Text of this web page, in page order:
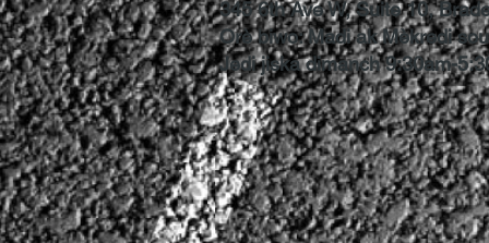
345 6th Ave W, Suite 10,
Orè biwo: Madi ak Mèkredi
Jedi jiska dimanch 9:30am-